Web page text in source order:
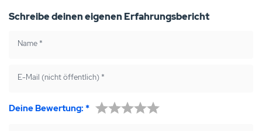
Schreibe deinen eigenen Erfahrungsbericht
Name *
E-Mail (nicht öffentlich) *
Deine Bewertung: *